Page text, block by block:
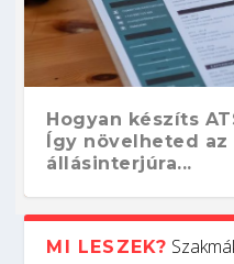
Hogyan készíts
Így növelheted az
állásinterjúra...
MI LESZEK?